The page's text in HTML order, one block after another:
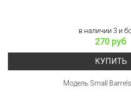
в наличии 3 и
270 руб
КУПИТЬ
Модель Small